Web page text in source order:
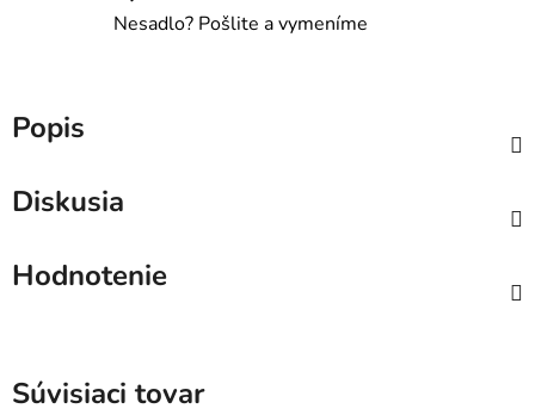
Nesadlo? Pošlite a vymeníme
Popis
Diskusia
Hodnotenie
Súvisiaci tovar